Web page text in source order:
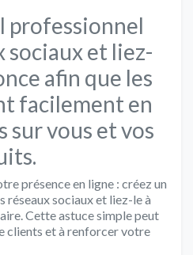
professionnel
sociaux et liez-
afin que les
facilement en
sur vous et vos
présence en ligne : créez un
sociaux et liez-le à
Cette astuce simple peut
clients et à renforcer votre